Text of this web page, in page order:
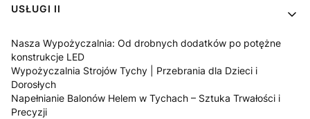
USŁUGI II
Nasza Wypożyczalnia: Od drobnych dodatków po potężne
konstrukcje LED
Wypożyczalnia Strojów Tychy | Przebrania dla Dzieci i
Dorosłych
Napełnianie Balonów Helem w Tychach – Sztuka Trwałości i
Precyzji